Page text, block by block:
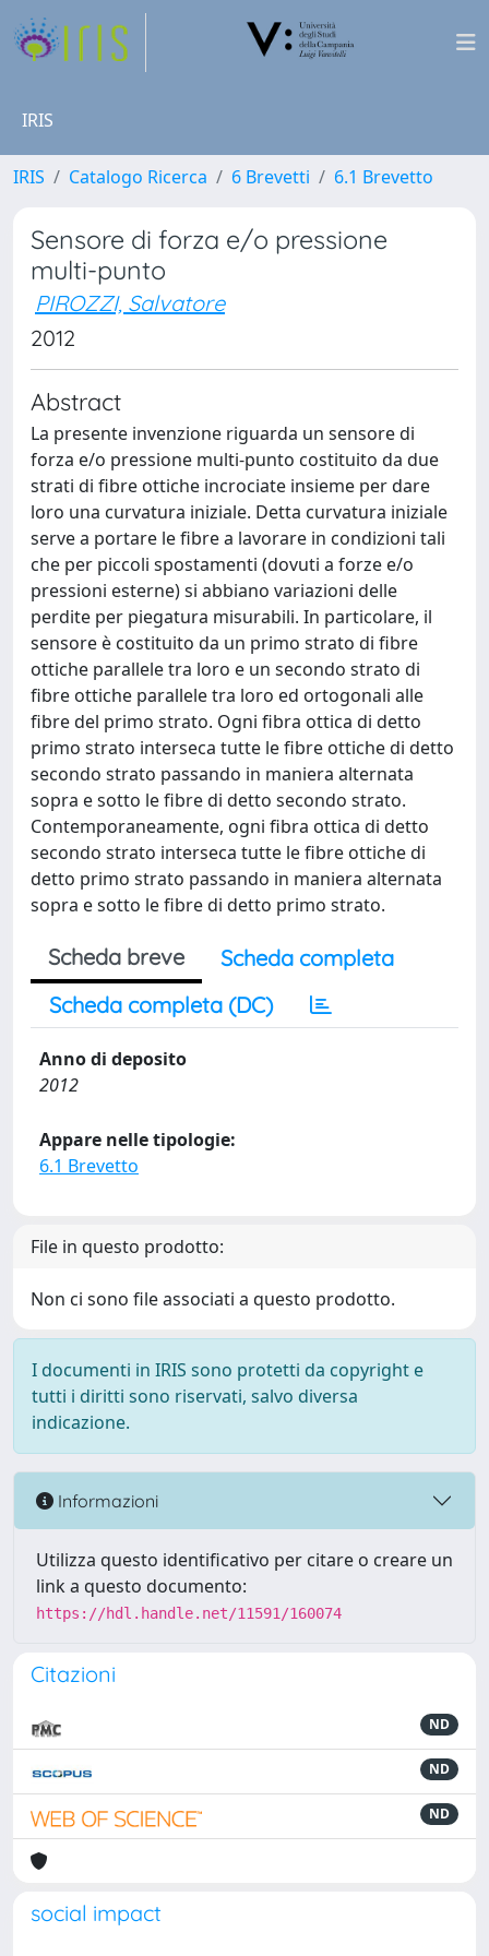
IRIS
IRIS Catalogo Ricerca 6 Brevetti 6.1 Brevetto
Sensore di forza e/o pressione
multi-punto
PIROZZI, Salvatore
2012
Abstract
La presente invenzione riguarda un sensore di
forza e/o pressione multi-punto costituito da due
strati di fibre ottiche incrociate insieme per dare
loro una curvatura iniziale. Detta curvatura iniziale
serve a portare le fibre a lavorare in condizioni tali
che per piccoli spostamenti (dovuti a forze e/o
pressioni esterne) si abbiano variazioni delle
perdite per piegatura misurabili. In particolare, il
sensore è costituito da un primo strato di fibre
ottiche parallele tra loro e un secondo strato di
fibre ottiche parallele tra loro ed ortogonali alle
fibre del primo strato. Ogni fibra ottica di detto
primo strato interseca tutte le fibre ottiche di detto
secondo strato passando in maniera alternata
sopra e sotto le fibre di detto secondo strato.
Contemporaneamente, ogni fibra ottica di detto
secondo strato interseca tutte le fibre ottiche di
detto primo strato passando in maniera alternata
sopra e sotto le fibre di detto primo strato.
Scheda breve
Scheda completa
Scheda completa (DC)
Anno di deposito
2012
Appare nelle tipologie:
6.1 Brevetto
File in questo prodotto:
Non ci sono file associati a questo prodotto.
I documenti in IRIS sono protetti da copyright e
tutti i diritti sono riservati, salvo diversa
indicazione.
Informazioni
Utilizza questo identificativo per citare o creare un
link a questo documento:
https://hdl.handle.net/11591/160074
Citazioni
ND
ND
ND
social impact